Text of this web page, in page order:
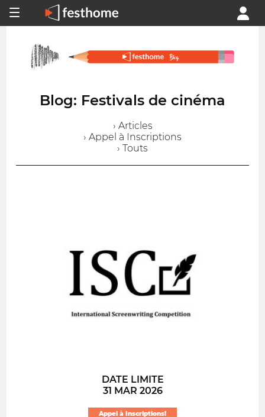
Blog: Festivals de cinéma
› Articles
› Appel à Inscriptions
› Touts
DATE LIMITE
31 MAR 2026
Appel à Inscriptions!